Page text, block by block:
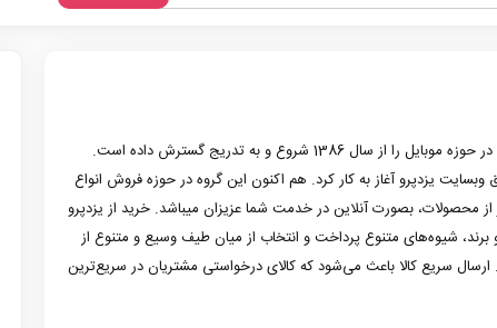
گروه موبایل مرکزی یزد فعالیت حرفه‌ای خود در حوزه موبایل را از سال 1386 شروع و به تدریج گسترش داده است.
این گروه از سال 1402 از طریق وبسایت یزدپرو آغاز به کار کرد. هم اکنون این گروه در حوزه فروش انواع
از محصولات، بصورت آنلاین در خدمت شما عزیزان میباشد. خرید از یزدپرو
برند، شیوه‌های متنوع پرداخت و انتخاب از میان طیف وسیع و متنوع از
سریع کالا باعث می‌شود که کالای درخواستی مشتریان در سریع‌ترین